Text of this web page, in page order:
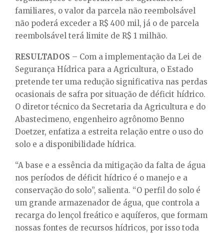
familiares, o valor da parcela não reembolsável
não poderá exceder a R$ 400 mil, já o de parcela
reembolsável terá limite de R$ 1 milhão.
RESULTADOS – Com a implementação da Lei de
Segurança Hídrica para a Agricultura, o Estado
pretende ter uma redução significativa nas perdas
ocasionais de safra por situação de déficit hídrico.
O diretor técnico da Secretaria da Agricultura e do
Abastecimeno, engenheiro agrônomo Benno
Doetzer, enfatiza a estreita relação entre o uso do
solo e a disponibilidade hídrica.
“A base e a essência da mitigação da falta de água
nos períodos de déficit hídrico é o manejo e a
conservação do solo”, salienta. “O perfil do solo é
um grande armazenador de água, que controla a
recarga do lençol freático e aquíferos, que formam
nossas fontes de recursos hídricos, por isso toda